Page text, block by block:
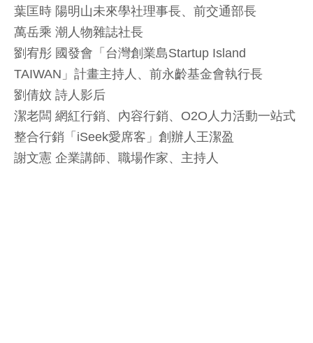
葉匡時 陽明山未來學社理事長、前交通部長
萬岳乘 潮人物雜誌社長
劉宥彤 國發會「台灣創業島Startup Island
TAIWAN」計畫主持人、前永齡基金會執行長
劉倩妏 詩人影后
潔老闆 網紅行銷、內容行銷、O2O人力活動一站式
整合行銷「iSeek愛席客」創辦人王潔盈
謝文憲 企業講師、職場作家、主持人